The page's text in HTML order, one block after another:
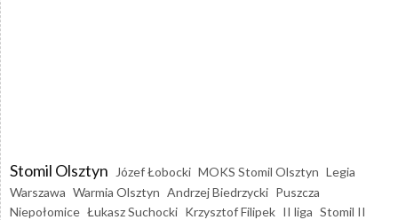
Stomil Olsztyn Józef Łobocki MOKS Stomil Olsztyn Legia
Warszawa Warmia Olsztyn Andrzej Biedrzycki Puszcza
Niepołomice Łukasz Suchocki Krzysztof Filipek II liga Stomil II